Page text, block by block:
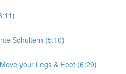
Schultern (5:10)
your Legs & Feet (6:29)